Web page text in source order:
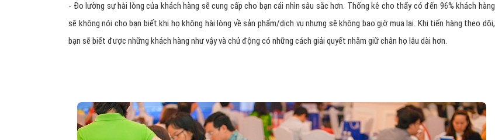
- Đo lường sự hài lòng của khách hàng sẽ cung cấp cho bạn cái nhìn sâu sắc hơn. Thống kê cho thấy có đến 96% khách hàng
sẽ không nói cho bạn biết khi họ không hài lòng về sản phẩm/dịch vụ nhưng sẽ không bao giờ mua lại. Khi tiến hàng theo dõi,
bạn sẽ biết được những khách hàng như vậy và chủ động có những cách giải quyết nhằm giữ chân họ lâu dài hơn.